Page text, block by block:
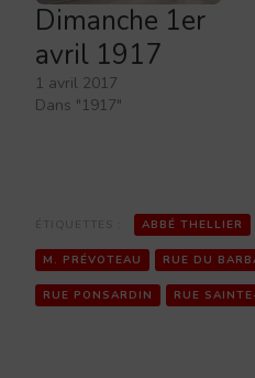
Dimanche 1er
avril 1917
1 avril 2017
Dans "1917"
ABBÉ THELLIER
M. PRÉVOTEAU RUE DU
RUE PONSARDIN RUE